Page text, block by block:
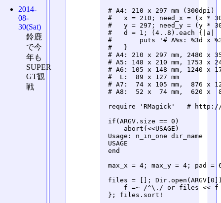
# A4: 210 x 297 mm (300dpi)
#   x = 210; need_x = (x *
#   y = 297; need_y = (y *
#   d = 1; (4..8).each {|a|
#       puts '# A%s: %3d x
#   }
# A4: 210 x 297 mm, 2480 x
# A5: 148 x 210 mm, 1753 x
# A6: 105 x 148 mm, 1240 x
#  L:  89 x 127 mm
# A7:  74 x 105 mm,  876 x
# A8:  52 x  74 mm,  620 x
require 'RMagick'   # http://
if(ARGV.size == 0)
     abort(<<USAGE)
Usage: n_in_one dir_name
USAGE
end
max_x = 4; max_y = 4; pad
files = [];
     f =~ /^\./ or files << f
}; files.sort!
2014-
08-
30(Sat)
鈴鹿
で今
年も
SUPER
GT観
戦